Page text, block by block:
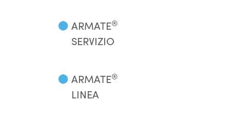
⬤ ARMATE®
SERVIZIO
⬤ ARMATE®
LINEA